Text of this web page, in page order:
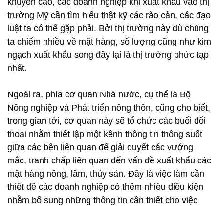
khuyến cáo, các doanh nghiệp khi xuất khẩu vào thị
trường Mỹ cần tìm hiểu thật kỹ các rào cản, các đạo
luật ta có thể gặp phải. Bởi thị trường này dù chúng
ta chiếm nhiều về mặt hàng, số lượng cũng như kim
ngạch xuất khẩu song đây lại là thị trường phức tạp
nhất.
Ngoài ra, phía cơ quan Nhà nước, cụ thể là Bộ
Nông nghiệp và Phát triển nông thôn, cũng cho biết,
trong gian tới, cơ quan này sẽ tổ chức các buổi đối
thoại nhằm thiết lập một kênh thông tin thông suốt
giữa các bên liên quan để giải quyết các vướng
mắc, tranh chấp liên quan đến vấn đề xuất khẩu các
mặt hàng nông, lâm, thủy sản. Đây là việc làm cần
thiết để các doanh nghiệp có thêm nhiều điều kiện
nhằm bổ sung những thông tin cần thiết cho việc